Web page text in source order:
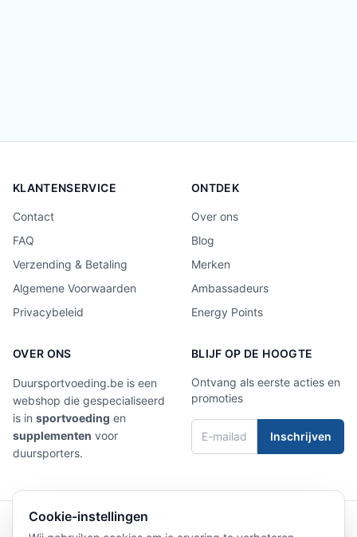
KLANTENSERVICE
Contact
FAQ
Verzending & Betaling
Algemene Voorwaarden
Privacybeleid
ONTDEK
Over ons
Blog
Merken
Ambassadeurs
Energy Points
OVER ONS
Duursportvoeding.be is een
webshop die gespecialiseerd
is in sportvoeding en
supplementen voor
duursporters.
BLIJF OP DE HOOGTE
Ontvang als eerste acties en
promoties
Inschrijven
4,9/5 Laat een review achter
Cookie-instellingen